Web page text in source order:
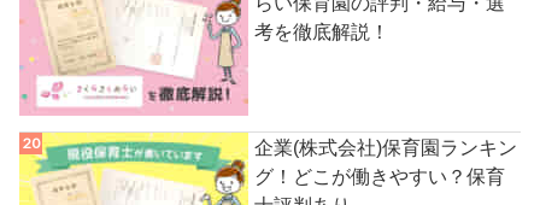
考を徹底解説！
企業(株式会社)保育園ランキン
グ！どこが働きやすい？保育